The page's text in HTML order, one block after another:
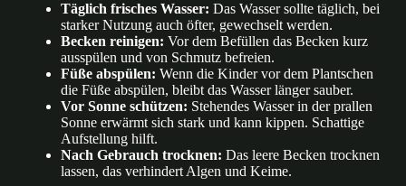
Täglich frisches Wasser: Das Wasser sollte täglich, bei
starker Nutzung auch öfter, gewechselt werden.
Becken reinigen: Vor dem Befüllen das Becken kurz
ausspülen und von Schmutz befreien.
Füße abspülen: Wenn die Kinder vor dem Plantschen
die Füße abspülen, bleibt das Wasser länger sauber.
Vor Sonne schützen: Stehendes Wasser in der prallen
Sonne erwärmt sich stark und kann kippen. Schattige
Aufstellung hilft.
Nach Gebrauch trocknen: Das leere Becken trocknen
lassen, das verhindert Algen und Keime.